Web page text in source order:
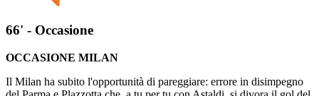
66' - Occasione
OCCASIONE MILAN
Il Milan ha subito l'opportunità di pareggiare: errore in disimpegno